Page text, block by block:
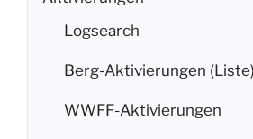
Logsearch
Berg-Aktivierungen (Liste)
WWFF-Aktivierungen